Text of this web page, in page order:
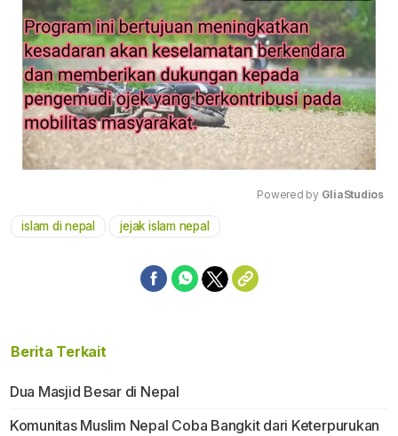
Powered by GliaStudios
islam di nepal jejak islam nepal
Berita Terkait
Dua Masjid Besar di Nepal
Komunitas Muslim Nepal Coba Bangkit dari Keterpurukan